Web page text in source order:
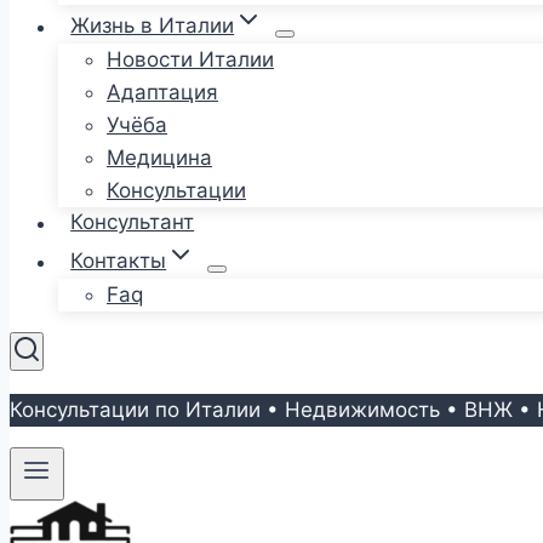
Жизнь в Италии
Новости Италии
Адаптация
Учёба
Медицина
Консультации
Консультант
Контакты
Faq
Консультации по Италии • Недвижимость • ВНЖ •